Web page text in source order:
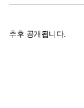
추후 공개됩니다.